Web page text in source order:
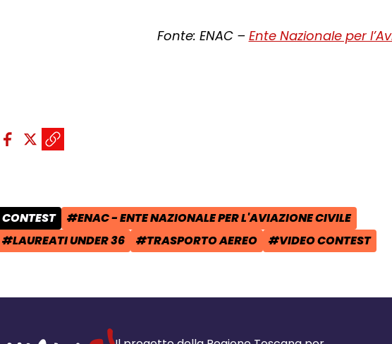
Fonte: ENAC – Ente Nazionale per
Condividi sui social:
Condividi su Facebook - apre una nuova
Condividi su X - apre una nuova finestra del
Copia il link e condividi - apre una nuova
CATEGORIA POST:
CONTEST TAG:
#ENAC - ENTE NAZIONALE PER L'AVIAZIONE CIVILE
TAG:
#LAUREATI UNDER 36 TAG:
#TRASPORTO AEREO TAG:
#VIDEO CONTEST